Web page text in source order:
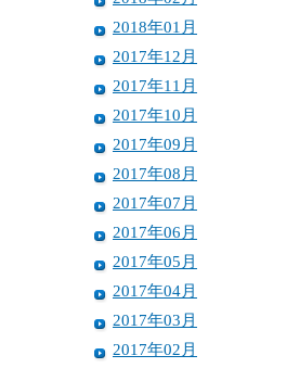
2018年01月
2017年12月
2017年11月
2017年10月
2017年09月
2017年08月
2017年07月
2017年06月
2017年05月
2017年04月
2017年03月
2017年02月